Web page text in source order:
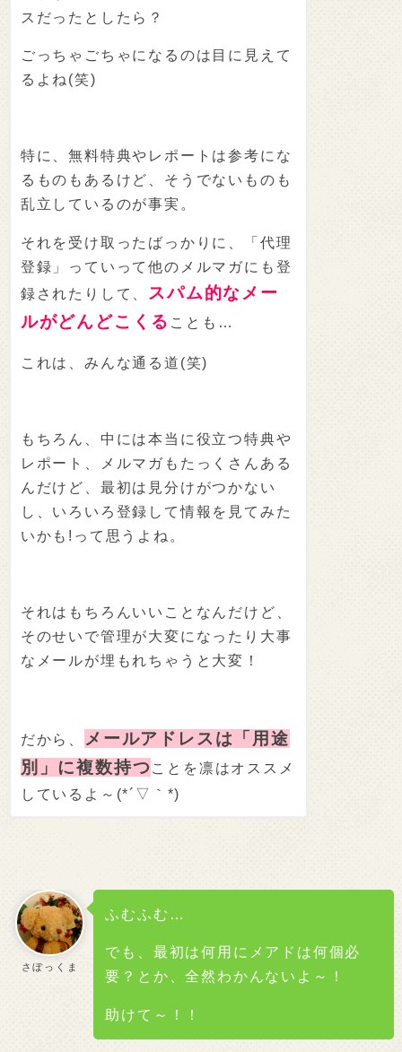
スだったとしたら？
ごっちゃごちゃになるのは目に見えて
るよね(笑)
特に、無料特典やレポートは参考にな
るものもあるけど、そうでないものも
乱立しているのが事実。
それを受け取ったばっかりに、「代理
登録」っていって他のメルマガにも登
録されたりして、
スパム的なメー
ルがどんどこくる ことも…
これは、みんな通る道(笑)
もちろん、中には本当に役立つ特典や
レポート、メルマガもたっくさんある
んだけど、最初は見分けがつかない
し、いろいろ登録して情報を見てみた
いかも!って思うよね。
それはもちろんいいことなんだけど、
そのせいで管理が大変になったり大事
なメールが埋もれちゃうと大変！
だから、
メールアドレスは「用途
別」に複数持つことを凛はオススメ
しているよ～(*´▽｀*)
さぼっくま
ふむふむ…
でも、最初は何用にメアドは何個必
要？とか、全然わかんないよ～！
助けて～！！